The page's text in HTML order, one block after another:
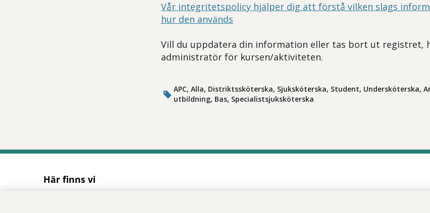
Vår integritetspolicy hjälper dig att förstå vilken slags
hur den används
Vill du uppdatera din information eller tas bort ut registret,
administratör för kursen/aktiviteten.
APC, Alla, Distriktssköterska, Sjuksköterska, Student, Undersköterska,
utbildning, Bas, Specialistsjuksköterska
Här finns vi